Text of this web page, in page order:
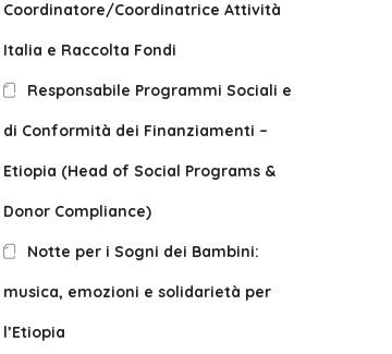
Coordinatore/Coordinatrice Attività
Italia e Raccolta Fondi
Responsabile Programmi Sociali e
di Conformità dei Finanziamenti –
Etiopia (Head of Social Programs &
Donor Compliance)
Notte per i Sogni dei Bambini:
musica, emozioni e solidarietà per
l’Etiopia